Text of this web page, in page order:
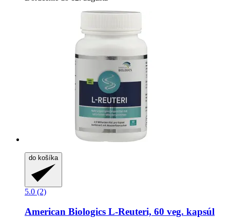
do košíka
5.0 (2)
American Biologics L-​Reuteri, 60 veg. kapsúl